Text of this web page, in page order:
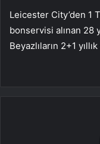
Leicester City’den 1
bonservisi alınan 28
Beyazlıların 2+1